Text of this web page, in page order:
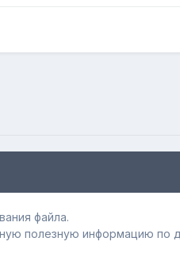
файла.
полезную информацию по